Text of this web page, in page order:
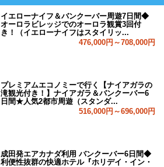
イエローナイフ＆バンクーバー周遊7日間◆
オーロラビレッジでのオーロラ観賞3回付
き！（イエローナイフはスタイリッ...
476,000円～708,000円
プレミアムエコノミーで行く【ナイアガラの
滝観光付き！】ナイアガラ＆バンクーバー6
日間★人気2都市周遊（スタンダ...
516,000円～696,000円
成田発エアカナダ利用 バンクーバー6日間◆
利便性抜群の快適ホテル『ホリデイ・イン・